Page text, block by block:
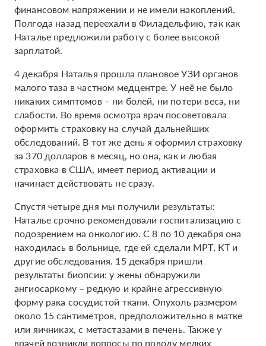
финансовом напряжении и не имели накоплений.
Полгода назад переехали в Филадельфию, так как
Наталье предложили работу с более высокой
зарплатой.
4 декабря Наталья прошла плановое УЗИ органов
малого таза в частном медцентре. У неё не было
никаких симптомов – ни болей, ни потери веса, ни
слабости. Во время осмотра врач посоветовала
оформить страховку на случай дальнейших
обследований. В тот же день я оформил страховку
за 370 долларов в месяц, но она, как и любая
страховка в США, имеет период активации и
начинает действовать не сразу.
Спустя четыре дня мы получили результаты:
Наталье срочно рекомендовали госпитализацию с
подозрением на онкологию. С 8 по 10 декабря она
находилась в больнице, где ей сделали МРТ, КТ и
другие обследования. 15 декабря пришли
результаты биопсии: у жены обнаружили
ангиосаркому – редкую и крайне агрессивную
форму рака сосудистой ткани. Опухоль размером
около 15 сантиметров, предположительно в матке
или яичниках, с метастазами в печень. Также у
врачей возникли вопросы по поводу мелких